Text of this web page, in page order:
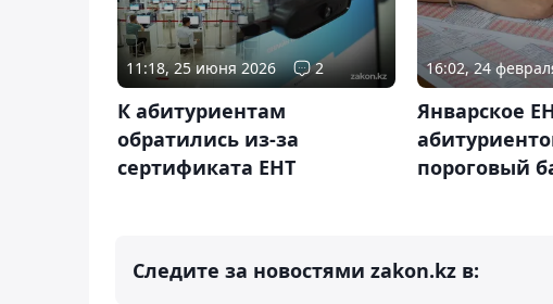
11:18, 25 июня 2026 2
К абитуриентам
обратились из-за
сертификата ЕНТ
16:02, 24
Январское
пороговый
Следите за новостями zakon.kz в: